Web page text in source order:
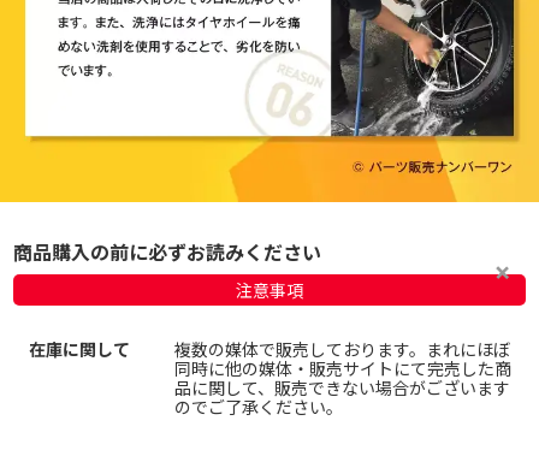
商品購入の前に必ずお読みください
注意事項
在庫に関して
複数の媒体で販売しております。まれにほぼ
同時に他の媒体・販売サイトにて完売した商
品に関して、販売できない場合がございます
のでご了承ください。